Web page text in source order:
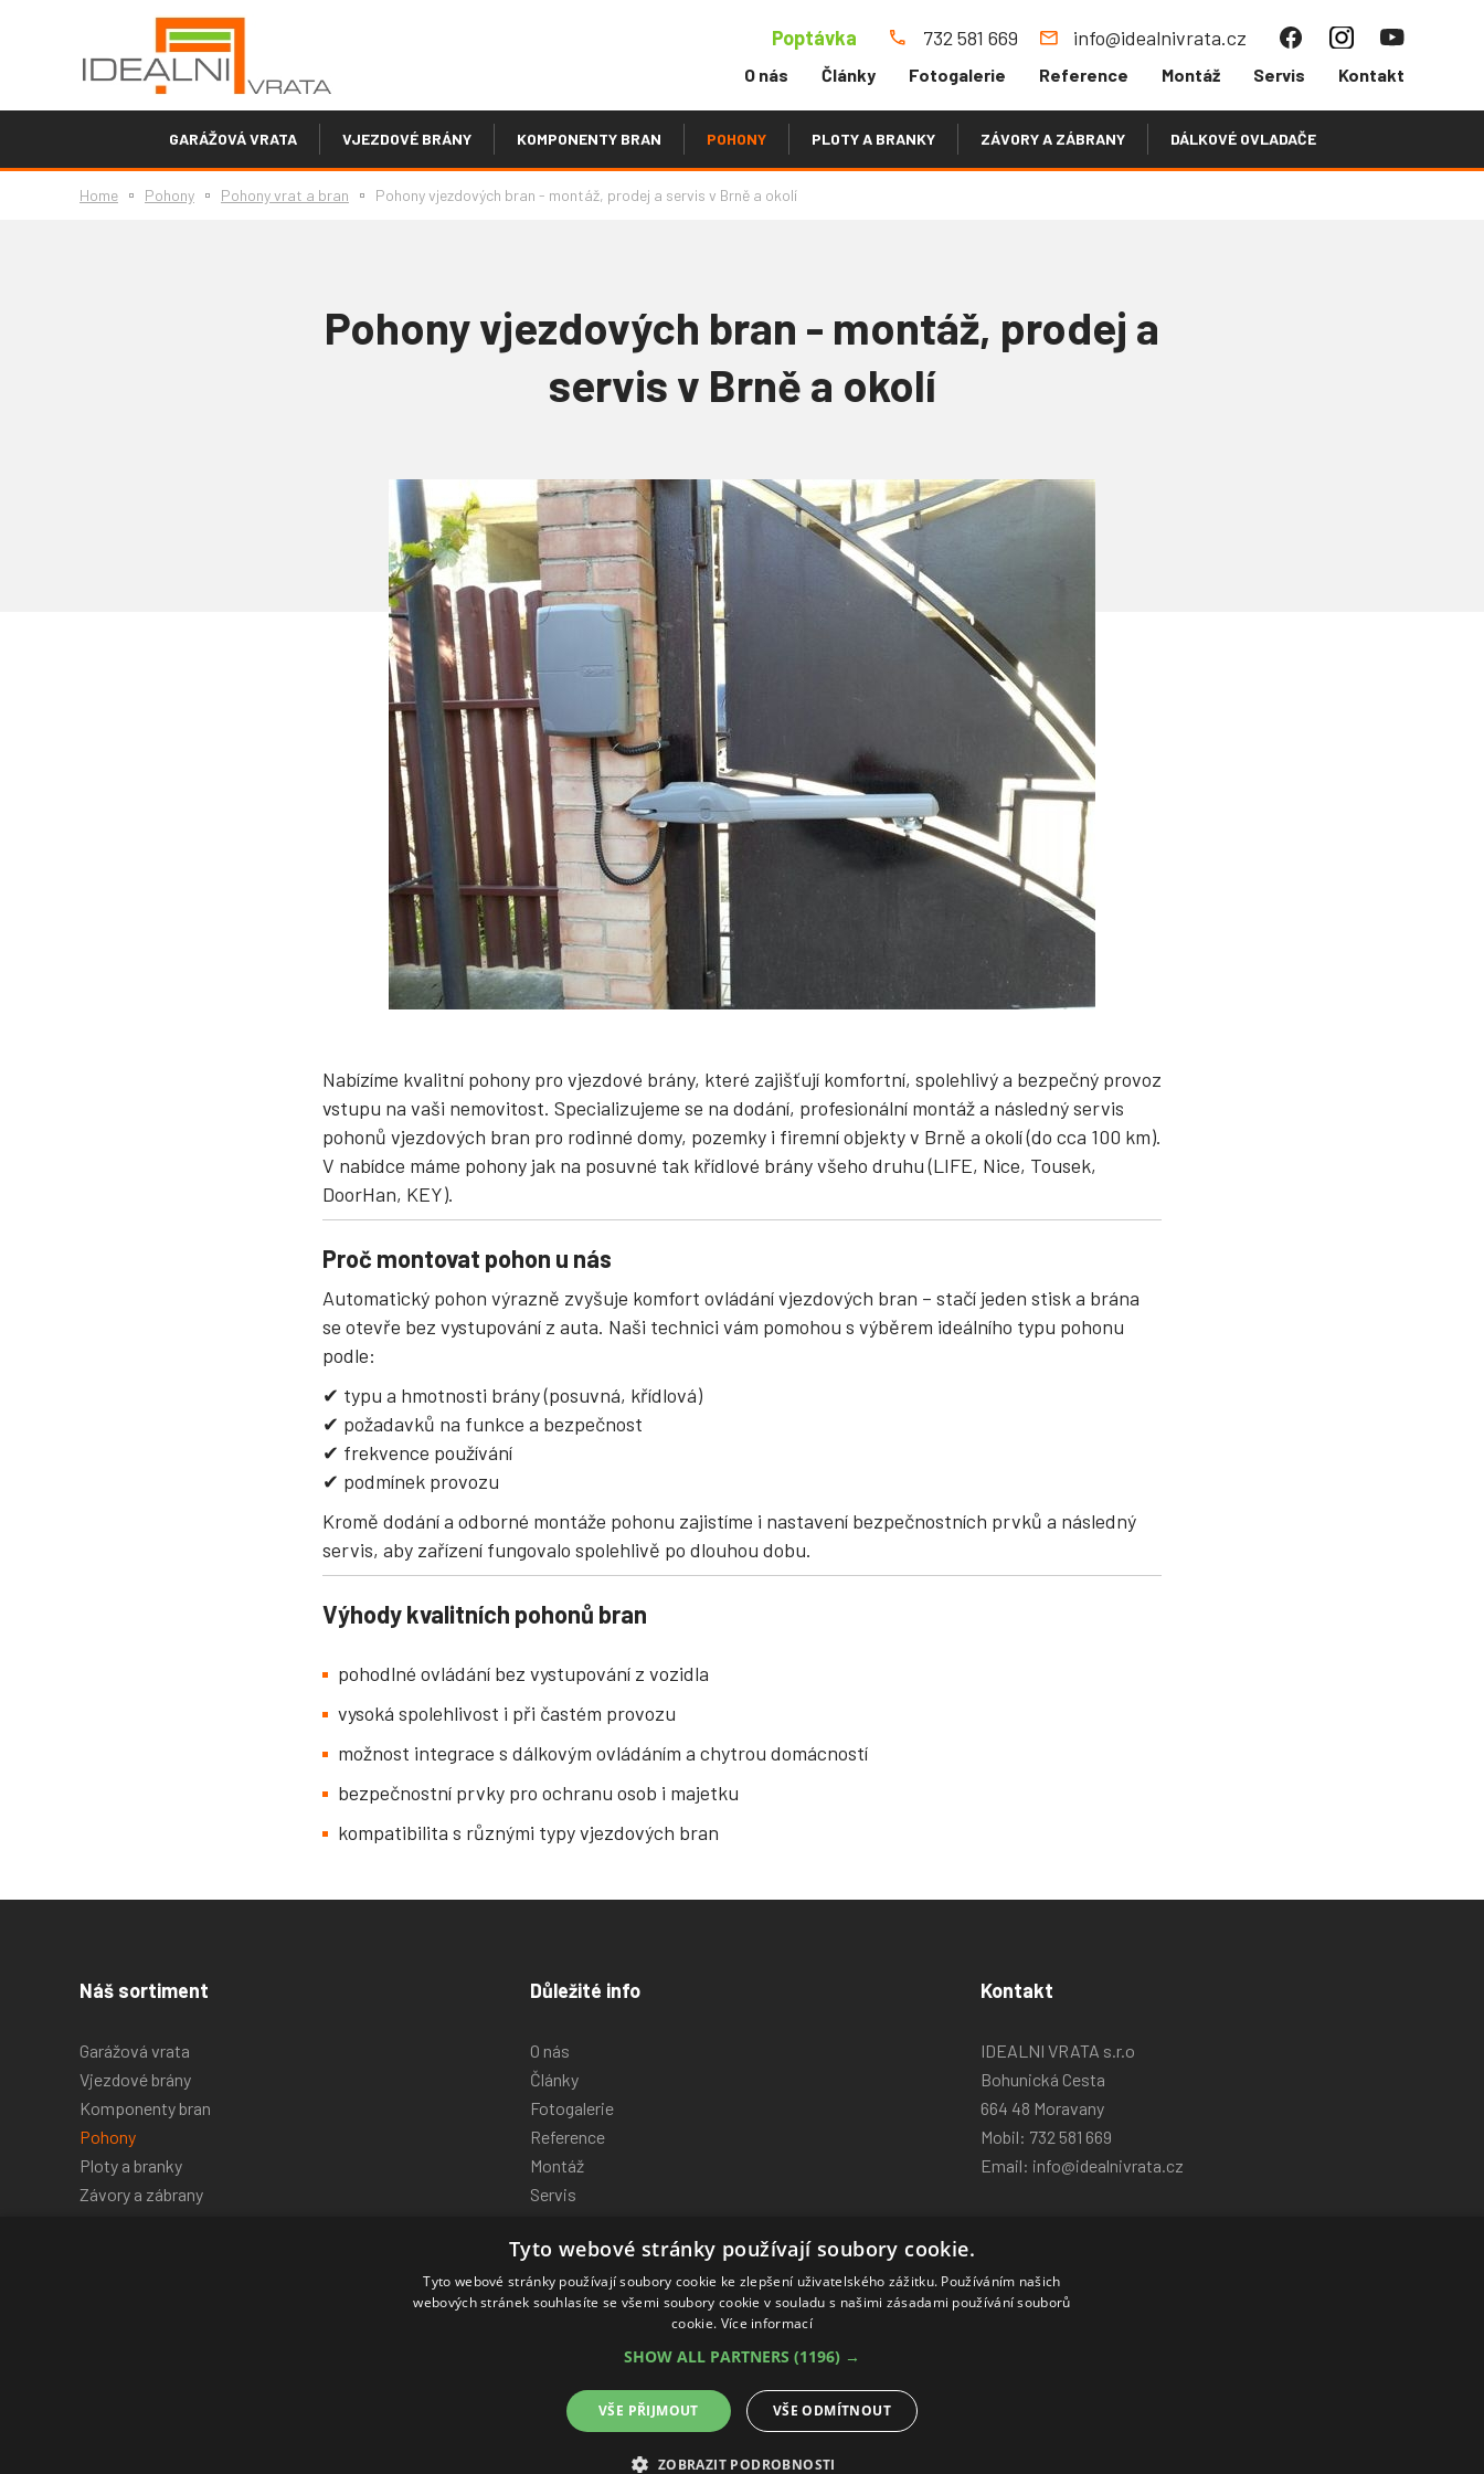
732 581 669 info@idealnivrata.cz
Poptávka
O nás Články Fotogalerie Reference Montáž Servis Kontakt
GARÁŽOVÁ VRATA VJEZDOVÉ BRÁNY KOMPONENTY BRAN POHONY PLOTY A BRANKY ZÁVORY A ZÁBRANY DÁLKOVÉ OVLADAČE
Home Pohony Pohony vrat a bran Pohony vjezdových bran - montáž, prodej a servis v Brně a okolí
Pohony vjezdových bran - montáž, prodej a
servis v Brně a okolí
Nabízíme kvalitní pohony pro vjezdové brány, které zajišťují komfortní, spolehlivý a bezpečný provoz
vstupu na vaši nemovitost. Specializujeme se na dodání, profesionální montáž a následný servis
pohonů vjezdových bran pro rodinné domy, pozemky i firemní objekty v Brně a okolí (do cca 100 km).
V nabídce máme pohony jak na posuvné tak křídlové brány všeho druhu (LIFE, Nice, Tousek,
DoorHan, KEY).
Proč montovat pohon u nás
Automatický pohon výrazně zvyšuje komfort ovládání vjezdových bran – stačí jeden stisk a brána
se otevře bez vystupování z auta. Naši technici vám pomohou s výběrem ideálního typu pohonu
podle:
✔ typu a hmotnosti brány (posuvná, křídlová)
✔ požadavků na funkce a bezpečnost
✔ frekvence používání
✔ podmínek provozu
Kromě dodání a odborné montáže pohonu zajistíme i nastavení bezpečnostních prvků a následný
servis, aby zařízení fungovalo spolehlivě po dlouhou dobu.
Výhody kvalitních pohonů bran
pohodlné ovládání bez vystupování z vozidla
vysoká spolehlivost i při častém provozu
možnost integrace s dálkovým ovládáním a chytrou domácností
bezpečnostní prvky pro ochranu osob i majetku
kompatibilita s různými typy vjezdových bran
Náš sortiment
Garážová vrata
Vjezdové brány
Komponenty bran
Pohony
Ploty a branky
Závory a zábrany
Důležité info
O nás
Články
Fotogalerie
Reference
Montáž
Servis
Kontakt
GDPR
Cookies nastavení
Kontakt
IDEALNI VRATA s.r.o
Bohunická Cesta
664 48 Moravany
Mobil: 732 581 669
Email: info@idealnivrata.cz
Tyto webové stránky používají soubory cookie.
Tyto webové stránky používají soubory cookie ke zlepšení uživatelského zážitku. Používáním našich
webových stránek souhlasíte se všemi soubory cookie v souladu s našimi zásadami používání souborů
cookie. Více informací
SHOW ALL PARTNERS (1196) →
VŠE PŘIJMOUT VŠE ODMÍTNOUT
ZOBRAZIT PODROBNOSTI